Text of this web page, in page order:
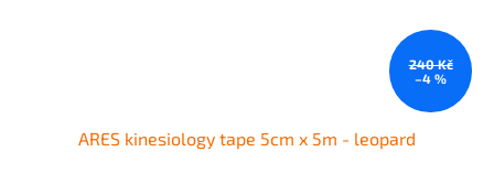
240 Kč
–4 %
ARES kinesiology tape 5cm x 5m - leopard